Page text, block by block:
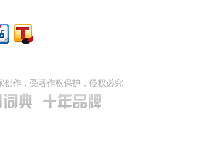
创作，受著作权保护，侵权必究